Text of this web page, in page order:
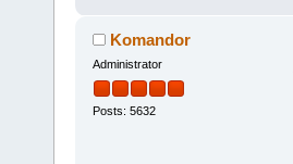
Komandor
Administrator
Posts: 5632